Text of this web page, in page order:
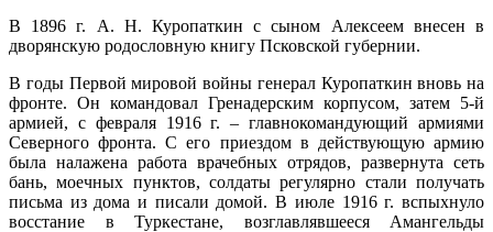
В 1896 г. А. Н. Куропаткин с сыном Алексеем внесен в
дворянскую родословную книгу Псковской губернии.
В годы Первой мировой войны генерал Куропаткин вновь на
фронте. Он командовал Гренадерским корпусом, затем 5-й
армией, с февраля 1916 г. – главнокомандующий армиями
Северного фронта. С его приездом в действующую армию
была налажена работа врачебных отрядов, развернута сеть
бань, моечных пунктов, солдаты регулярно стали получать
письма из дома и писали домой. В июле 1916 г. вспыхнуло
восстание в Туркестане, возглавлявшееся Амангельды